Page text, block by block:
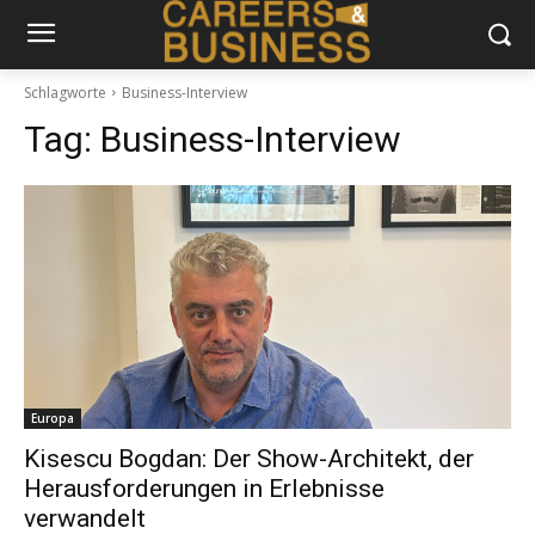
Schlagworte Business-Interview
Tag: Business-Interview
Europa
Kisescu Bogdan: Der Show-Architekt, der
Herausforderungen in Erlebnisse
verwandelt